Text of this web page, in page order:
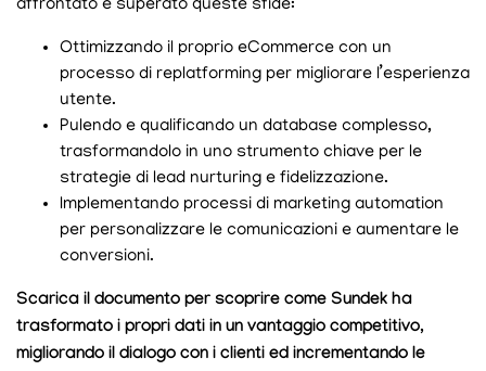
affrontato e superato queste sfide:
Ottimizzando il proprio eCommerce con un
processo di replatforming per migliorare l’esperienza
utente.
Pulendo e qualificando un database complesso,
trasformandolo in uno strumento chiave per le
strategie di lead nurturing e fidelizzazione.
Implementando processi di marketing automation
per personalizzare le comunicazioni e aumentare le
conversioni.
Scarica il documento per scoprire come Sundek ha
trasformato i propri dati in un vantaggio competitivo,
migliorando il dialogo con i clienti ed incrementando le